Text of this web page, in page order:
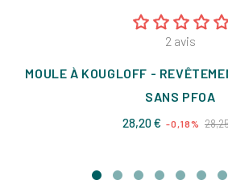
2 avis
MOULE À KOUGLOFF -
SANS PFOA
28,20 € Prix
-0,18%